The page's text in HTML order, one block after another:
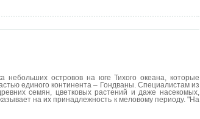
небольших островов на юге Тихого океана, которые
единого континента – Гондваны. Специалистам из
семян, цветковых растений и даже насекомых,
на их принадлежность к меловому периоду. "На